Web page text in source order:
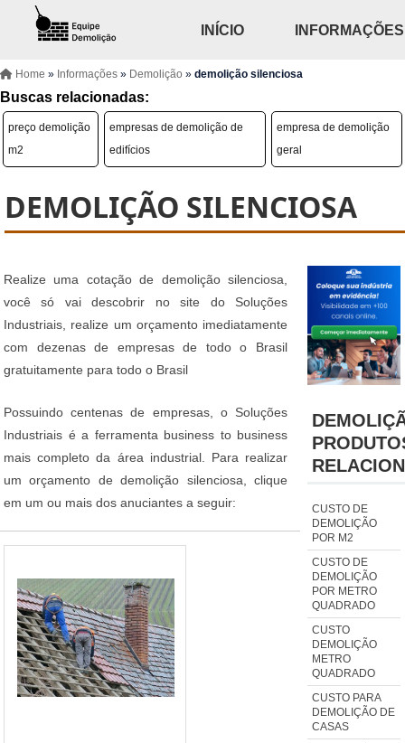
INÍCIO INFORMAÇÕES
Home » Informações » Demolição » demolição silenciosa
Buscas relacionadas:
preço demolição
m2
empresas de demolição de
edifícios
empresa de demolição
geral
DEMOLIÇÃO SILENCIOSA
Realize uma cotação de demolição silenciosa,
você só vai descobrir no site do Soluções
Industriais, realize um orçamento imediatamente
com dezenas de empresas de todo o Brasil
gratuitamente para todo o Brasil
Possuindo centenas de empresas, o Soluções
Industriais é a ferramenta business to business
mais completo da área industrial. Para realizar
um orçamento de demolição silenciosa, clique
em um ou mais dos anuciantes a seguir:
CUSTO DE
DEMOLIÇÃO
POR M2
CUSTO DE
DEMOLIÇÃO
POR METRO
QUADRADO
CUSTO
DEMOLIÇÃO
METRO
QUADRADO
CUSTO PARA
DEMOLIÇÃO DE
CASAS